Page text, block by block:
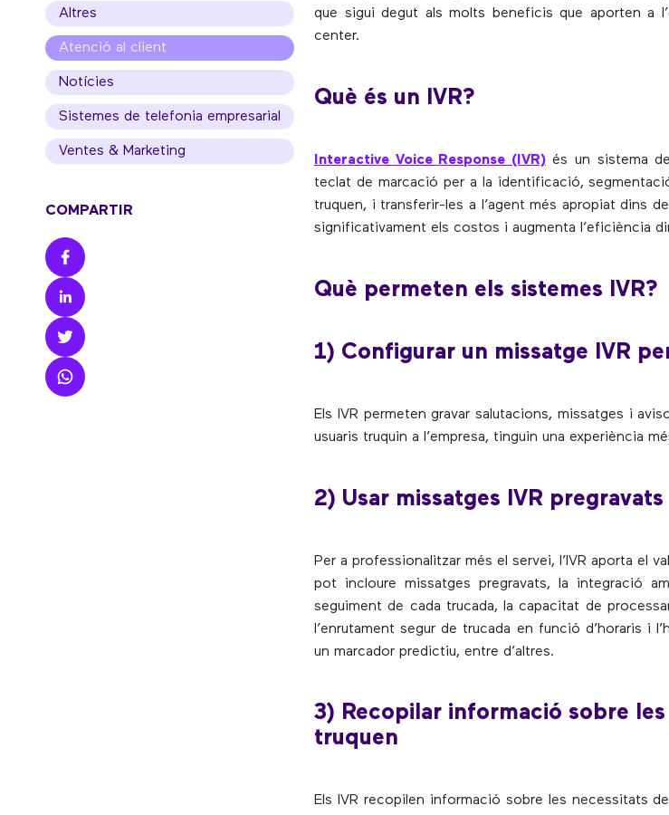
que sigui degut als molts beneficis que aporten a
center.
Què és un IVR?
Interactive Voice Response (IVR)és un sistema
teclat de marcació per a la identificació,
truquen, i transferir-les a l’agent més apropiat dins
significativament els costos i augmenta l’eficiència
Què permeten els sistemes IVR?
1) Configurar un missatge IVR
Els IVR permeten gravar salutacions, missatges i
usuaris truquin a l’empresa, tinguin una experiència
2) Usar missatges IVR pregravats
Per a professionalitzar més el servei, l’IVR aporta el
pot incloure missatges pregravats, la integració
seguiment de cada trucada, la capacitat de
l’enrutament segur de trucada en funció d’horaris i
un marcador predictiu, entre d’altres.
3) Recopilar informació sobre
truquen
Els IVR recopilen informació sobre les necessitats
Altres
Atenció al client
Notícies
Sistemes de telefonia empresarial
Ventes & Marketing
COMPARTIR